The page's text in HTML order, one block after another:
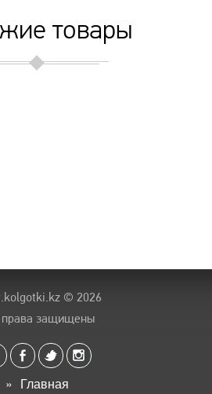
товары
© 2026
права защищены
Главная